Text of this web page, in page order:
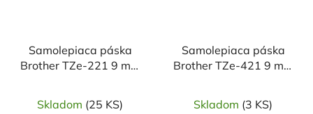
Samolepiaca páska
Brother TZe-221 9 mm
Skladom (25 KS)
Samolepiaca páska
Brother TZe-421 9 mm
Skladom (3 KS)